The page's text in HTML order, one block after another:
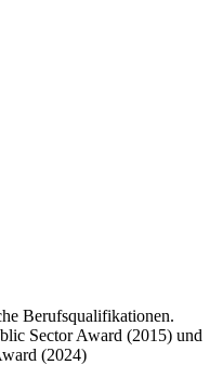
Berufsqualifikationen.
Sector Award (2015) und
(2024)